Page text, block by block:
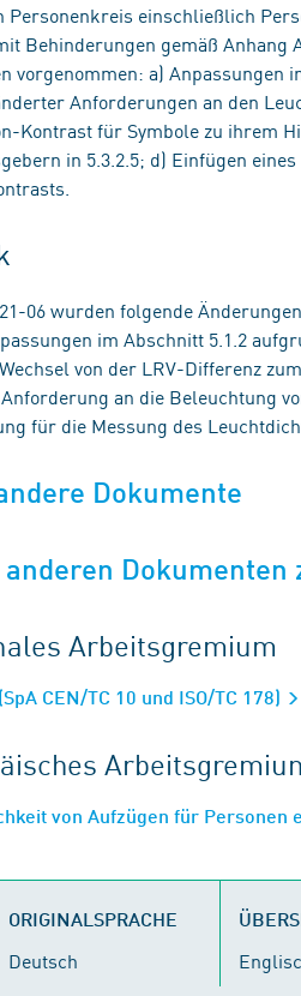
Personenkreis einschließlich
Behinderungen gemäß Anhang
vorgenommen: a) Anpassungen
Anforderungen an den
Kontrast für Symbole zu ihrem
in 5.3.2.5; d) Einfügen
06 wurden folgende
im Abschnitt 5.1.2
von der LRV-Differenz
an die Beleuchtung
für die Messung des
Dokumente
Dokumenten
Arbeitsgremium
CEN/TC 10 und ISO/TC 178)
von Aufzügen für
ORIGINALSPRACHE
Deutsch